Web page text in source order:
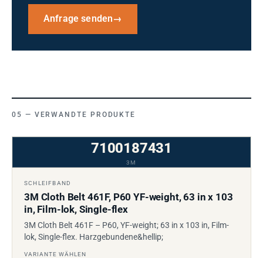
Anfrage senden→
VERWANDTE PRODUKTE
7100187431
3M
SCHLEIFBAND
3M Cloth Belt 461F, P60 YF-weight, 63 in x 103
in, Film-lok, Single-flex
3M Cloth Belt 461F – P60, YF-weight; 63 in x 103 in, Film-
lok, Single-flex. Harzgebundene&hellip;
VARIANTE WÄHLEN